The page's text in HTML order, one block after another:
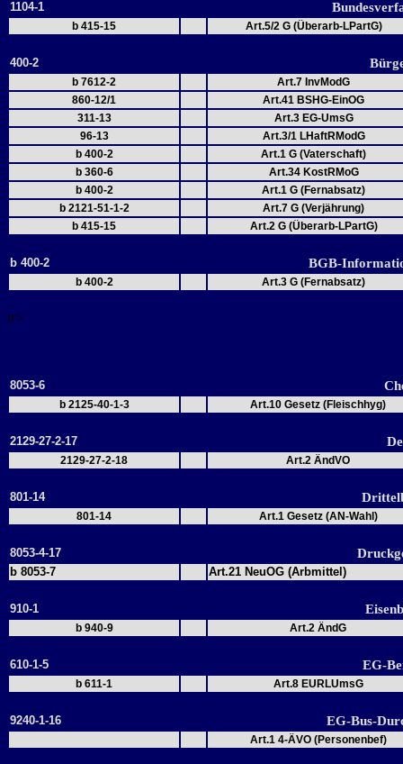
1104-1
b 415-15 Art.5/2 G (Überarb-LPartG)
400-2
b 7612-2
Art.7 InvModG
860-12/1
Art.41 BSHG-EinOG
311-13
Art.3 EG-UmsG
96-13
Art.3/1 LHaftRModG
b 400-2
Art.1 G (Vaterschaft)
b 360-6
Art.34 KostRMoG
b 400-2
Art.1 G (Fernabsatz)
b 2121-51-1-2
Art.7 G (Verjährung)
b 415-15
Art.2 G (Überarb-LPartG)
b 400-2 BGB-
b 400-2 Art.3 G (Fernabsatz)
tr>
8053-6
b 2125-40-1-3 Art.10 Gesetz (Fleischhyg)
2129-27-2-17
2129-27-2-18 Art.2 ÄndVO
801-14
801-14 Art.1 Gesetz (AN-Wahl)
8053-4-17
b 8053-7 Art.21 NeuOG (Arbmittel)
910-1
b 940-9 Art.2 ÄndG
610-1-5 EG-
b 611-1 Art.8 EURLUmsG
9240-1-16 EG-Bus-
Art.1 4-ÄVO (Personenbef)